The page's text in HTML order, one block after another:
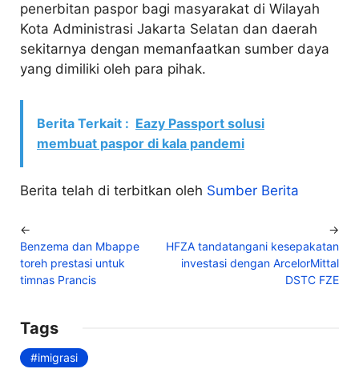
penerbitan paspor bagi masyarakat di Wilayah
Kota Administrasi Jakarta Selatan dan daerah
sekitarnya dengan memanfaatkan sumber daya
yang dimiliki oleh para pihak.
Berita Terkait : Eazy Passport solusi
membuat paspor di kala pandemi
Berita telah di terbitkan oleh Sumber Berita
←
Benzema dan Mbappe
toreh prestasi untuk
timnas Prancis
HFZA tandatangani kesepakatan
investasi dengan ArcelorMittal
DSTC FZE
→
Tags
imigrasi